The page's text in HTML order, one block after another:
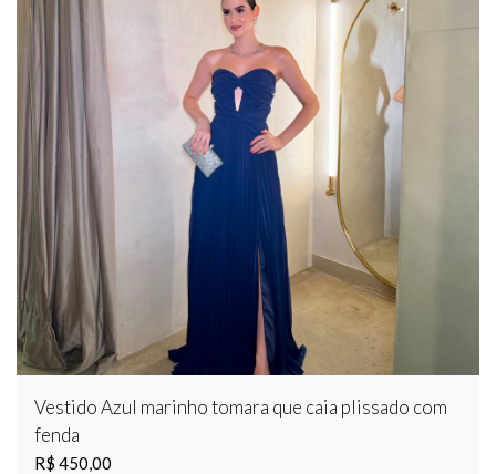
Vestido Azul marinho tomara que caia plissado com
fenda
R$ 450,00